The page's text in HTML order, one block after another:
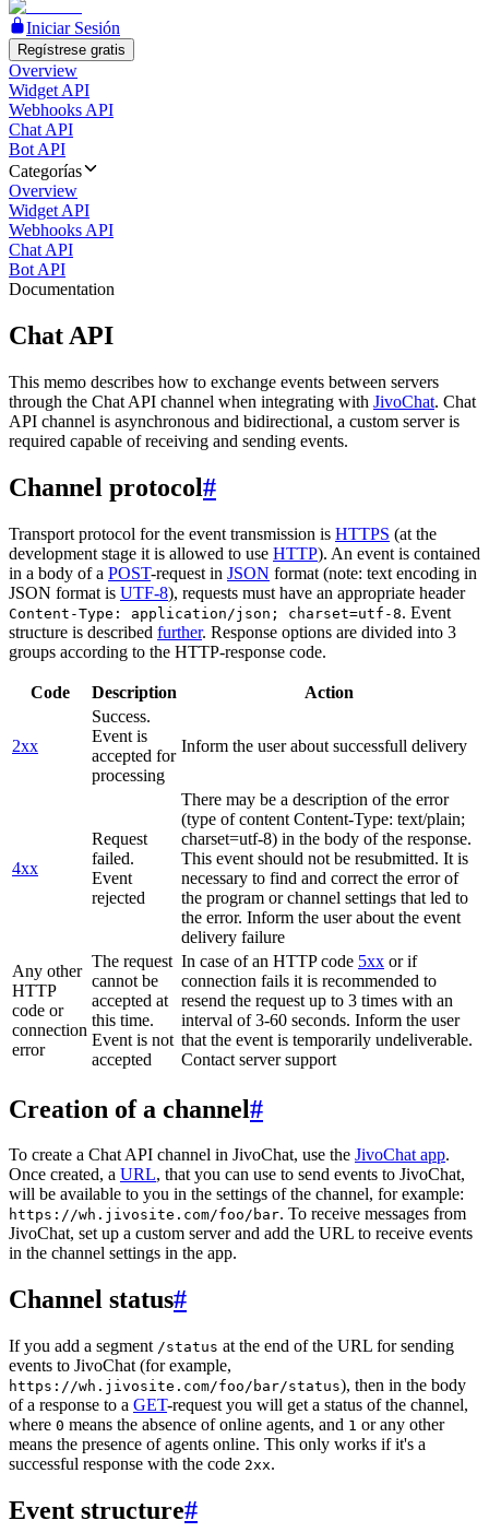
Iniciar Sesión
Regístrese gratis
Overview
Widget API
Webhooks API
Chat API
Bot API
Categorías
Overview
Widget API
Webhooks API
Chat API
Bot API
Documentation
Chat API
This memo describes how to exchange events between servers
through the Chat API channel when integrating with JivoChat. Chat
API channel is asynchronous and bidirectional, a custom server is
required capable of receiving and sending events.
Channel protocol#
Transport protocol for the event transmission is HTTPS (at the
development stage it is allowed to use HTTP). An event is contained
in a body of a POST-request in JSON format (note: text encoding in
JSON format is UTF-8), requests must have an appropriate header
Content-Type: application/json; charset=utf-8. Event
structure is described further. Response options are divided into 3
groups according to the HTTP-response code.
Code Description Action
2xx
Success.
Event is
accepted for
processing
Inform the user about successfull delivery
4xx
Request
failed.
Event
rejected
There may be a description of the error
(type of content Content-Type: text/plain;
charset=utf-8) in the body of the response.
This event should not be resubmitted. It is
necessary to find and correct the error of
the program or channel settings that led to
the error. Inform the user about the event
delivery failure
Any other
HTTP
code or
connection
error
The request
cannot be
accepted at
this time.
Event is not
accepted
In case of an HTTP code 5xx or if
connection fails it is recommended to
resend the request up to 3 times with an
interval of 3-60 seconds. Inform the user
that the event is temporarily undeliverable.
Contact server support
Creation of a channel#
To create a Chat API channel in JivoChat, use the JivoChat app.
Once created, a URL, that you can use to send events to JivoChat,
will be available to you in the settings of the channel, for example:
https://wh.jivosite.com/foo/bar. To receive messages from
JivoChat, set up a custom server and add the URL to receive events
in the channel settings in the app.
Channel status#
If you add a segment /status at the end of the URL for sending
events to JivoChat (for example,
https://wh.jivosite.com/foo/bar/status), then in the body
of a response to a GET-request you will get a status of the channel,
where 0 means the absence of online agents, and 1 or any other
means the presence of agents online. This only works if it's a
successful response with the code 2xx.
Event structure#